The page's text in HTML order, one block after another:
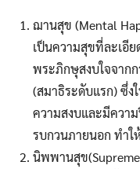
ฌานสุข (Mental
เป็นความสุขที่ละเอี
พระภิกษุสงบใจจาก
(สมาธิระดับแรก) ซึ่ง
ความสงบและมีควา
รบกวนภายนอก ทำใ
นิพพานสุข